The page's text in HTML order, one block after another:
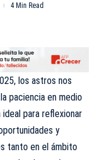
4 Min Read
los astros nos
paciencia en medio
para reflexionar
y
tanto en el ámbito